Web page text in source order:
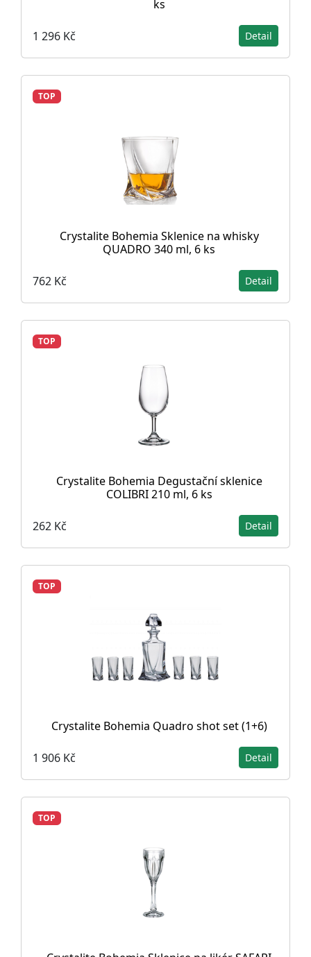
ks
1 296 Kč Detail
TOP
Crystalite Bohemia Sklenice na whisky
QUADRO 340 ml, 6 ks
762 Kč Detail
TOP
Crystalite Bohemia Degustační sklenice
COLIBRI 210 ml, 6 ks
262 Kč Detail
TOP
Crystalite Bohemia Quadro shot set (1+6)
1 906 Kč Detail
TOP